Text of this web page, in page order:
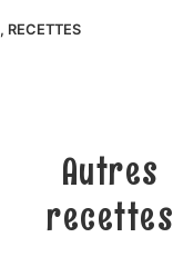
, RECETTES
Autres
recettes